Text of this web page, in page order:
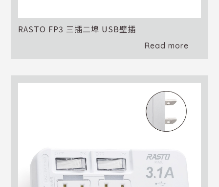
RASTO FP3 三插二埠 USB壁插
Read more